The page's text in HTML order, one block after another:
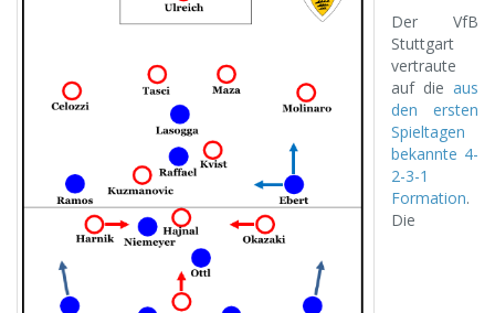
Der VfB
Stuttgart
vertraute
auf die aus
den ersten
Spieltagen
bekannte 4-
2-3-1
Formation.
Die